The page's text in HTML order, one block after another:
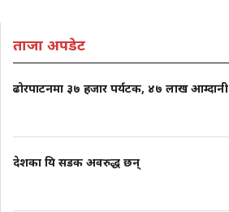
ताजा अपडेट
ढोरपाटनमा ३७ हजार पर्यटक, ४७ लाख आम्दानी
देशका यि सडक अवरुद्ध छन्